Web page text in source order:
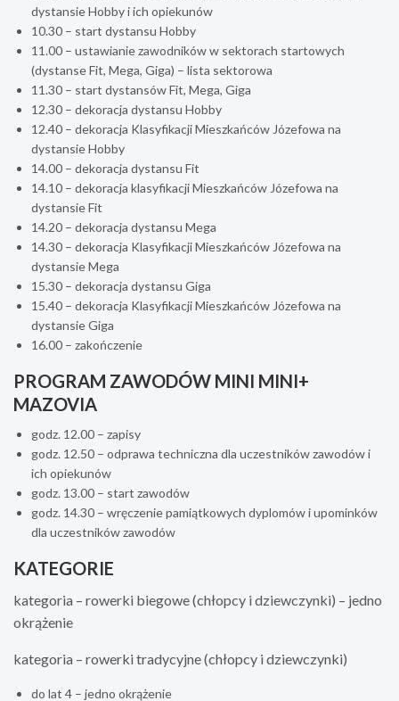
dystansie Hobby i ich opiekunów
10.30 – start dystansu Hobby
11.00 – ustawianie zawodników w sektorach startowych
(dystanse Fit, Mega, Giga) – lista sektorowa
11.30 – start dystansów Fit, Mega, Giga
12.30 – dekoracja dystansu Hobby
12.40 – dekoracja Klasyfikacji Mieszkańców Józefowa na
dystansie Hobby
14.00 – dekoracja dystansu Fit
14.10 – dekoracja klasyfikacji Mieszkańców Józefowa na
dystansie Fit
14.20 – dekoracja dystansu Mega
14.30 – dekoracja Klasyfikacji Mieszkańców Józefowa na
dystansie Mega
15.30 – dekoracja dystansu Giga
15.40 – dekoracja Klasyfikacji Mieszkańców Józefowa na
dystansie Giga
16.00 – zakończenie
PROGRAM ZAWODÓW MINI MINI+
MAZOVIA
godz. 12.00 – zapisy
godz. 12.50 – odprawa techniczna dla uczestników zawodów i
ich opiekunów
godz. 13.00 – start zawodów
godz. 14.30 – wręczenie pamiątkowych dyplomów i upominków
dla uczestników zawodów
KATEGORIE
kategoria – rowerki biegowe (chłopcy i dziewczynki) – jedno
okrążenie
kategoria – rowerki tradycyjne (chłopcy i dziewczynki)
do lat 4 – jedno okrążenie